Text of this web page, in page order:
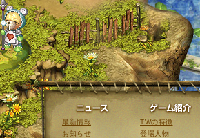
ニュース
最新情報
お知らせ
TWの特徴
登場人物